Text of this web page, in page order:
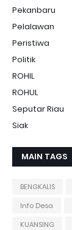
Pekanbaru
Pelalawan
Peristiwa
Politik
ROHIL
ROHUL
Seputar Riau
Siak
MAIN TAGS
BENGKALIS
Info Desa
KUANSING